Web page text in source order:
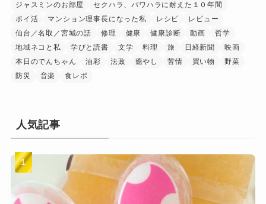
ジャスミンのお部屋
セクハラ、パワハラに耐えた１０年間
ポイ活
マンション理事長になった私 レシピ
レビュー
仙台／名取／宮城の話
修理 健康 健康診断 動画
哲学
地域ネコと私
学びと読書 文学 料理 旅 日経新聞
映画
本日のでんちゃん
油彩 法政 癒やし 苦情 買い物
野菜
防災
音楽 食レポ
人気記事